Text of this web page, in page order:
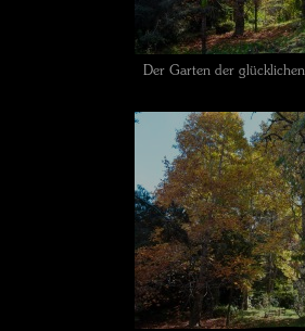
Der Garten der